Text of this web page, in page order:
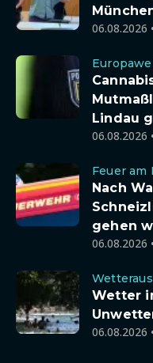
06.08.2026
Lindau
06.08.2026
Feuer am
Nach
gehen
06.08.2026
Wetter
06.08.2026